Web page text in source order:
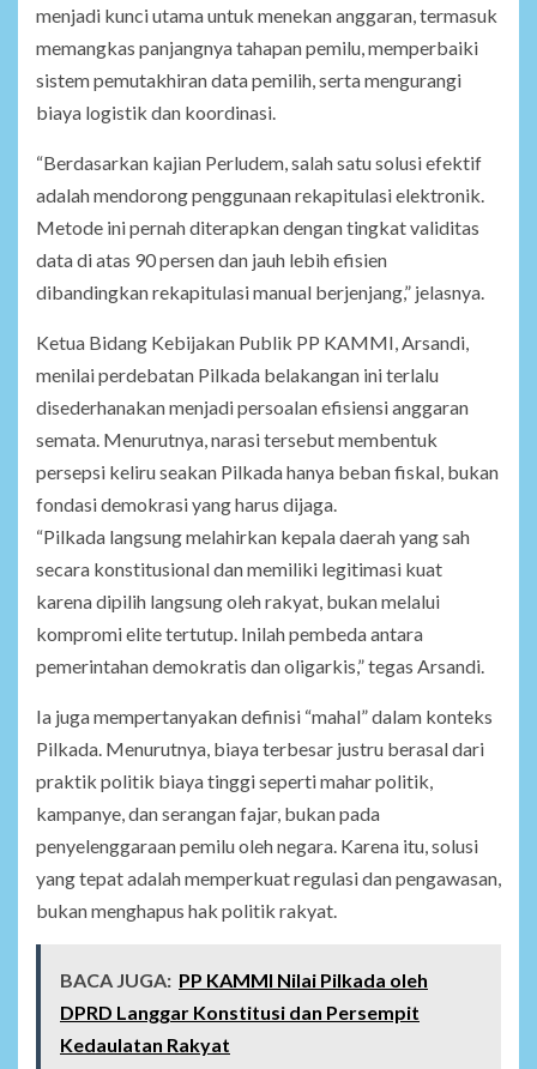
menjadi kunci utama untuk menekan anggaran, termasuk
memangkas panjangnya tahapan pemilu, memperbaiki
sistem pemutakhiran data pemilih, serta mengurangi
biaya logistik dan koordinasi.
“Berdasarkan kajian Perludem, salah satu solusi efektif
adalah mendorong penggunaan rekapitulasi elektronik.
Metode ini pernah diterapkan dengan tingkat validitas
data di atas 90 persen dan jauh lebih efisien
dibandingkan rekapitulasi manual berjenjang,” jelasnya.
Ketua Bidang Kebijakan Publik PP KAMMI, Arsandi,
menilai perdebatan Pilkada belakangan ini terlalu
disederhanakan menjadi persoalan efisiensi anggaran
semata. Menurutnya, narasi tersebut membentuk
persepsi keliru seakan Pilkada hanya beban fiskal, bukan
fondasi demokrasi yang harus dijaga.
“Pilkada langsung melahirkan kepala daerah yang sah
secara konstitusional dan memiliki legitimasi kuat
karena dipilih langsung oleh rakyat, bukan melalui
kompromi elite tertutup. Inilah pembeda antara
pemerintahan demokratis dan oligarkis,” tegas Arsandi.
Ia juga mempertanyakan definisi “mahal” dalam konteks
Pilkada. Menurutnya, biaya terbesar justru berasal dari
praktik politik biaya tinggi seperti mahar politik,
kampanye, dan serangan fajar, bukan pada
penyelenggaraan pemilu oleh negara. Karena itu, solusi
yang tepat adalah memperkuat regulasi dan pengawasan,
bukan menghapus hak politik rakyat.
BACA JUGA: PP KAMMI Nilai Pilkada oleh
DPRD Langgar Konstitusi dan Persempit
Kedaulatan Rakyat